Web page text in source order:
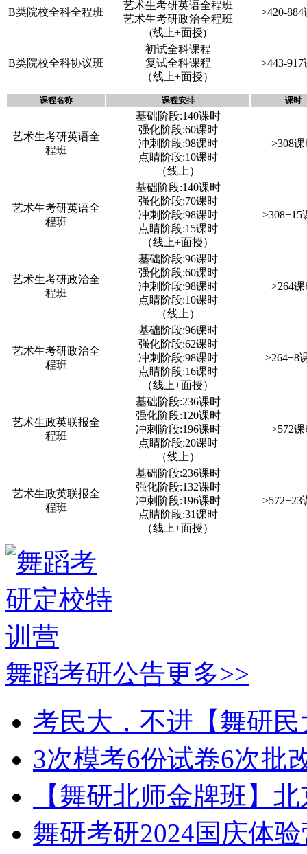
B类院校全科全程班
艺术生考研英语全程班
艺术生考研政治全程班
(线上+面授)
>420-
B类院校全科协议班
初试全科课程
复试全科课程
（线上+面授）
>443-
课程名称 课程安排 课时
艺术生考研英语全
程班
基础阶段:140课时
强化阶段:60课时
冲刺阶段:98课时
点睛阶段:10课时
（线上）
>308
艺术生考研英语全
程班
基础阶段:140课时
强化阶段:70课时
冲刺阶段:98课时
点睛阶段:15课时
（线上+面授）
>308+15
艺术生考研政治全
程班
基础阶段:96课时
强化阶段:60课时
冲刺阶段:98课时
点睛阶段:10课时
（线上）
>264
艺术生考研政治全
程班
基础阶段:96课时
强化阶段:62课时
冲刺阶段:98课时
点睛阶段:16课时
（线上+面授）
>264+8
艺术生政英联报全
程班
基础阶段:236课时
强化阶段:120课时
冲刺阶段:196课时
点睛阶段:20课时
（线上）
>572
艺术生政英联报全
程班
基础阶段:236课时
强化阶段:132课时
冲刺阶段:196课时
点睛阶段:31课时
（线上+面授）
>572+23
舞蹈考研公告更多>>
考民大，不进【舞研
3次模考6份试卷6次批
【舞研北师金牌班】
舞研考研2024国庆体